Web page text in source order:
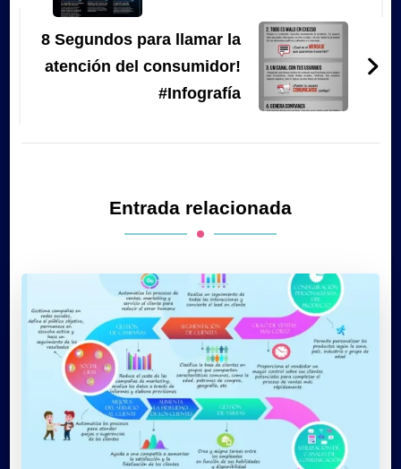
8 Segundos para llamar la
atención del consumidor!
#Infografía
Entrada relacionada